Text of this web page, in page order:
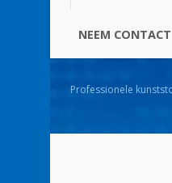
NEEM
Professionele